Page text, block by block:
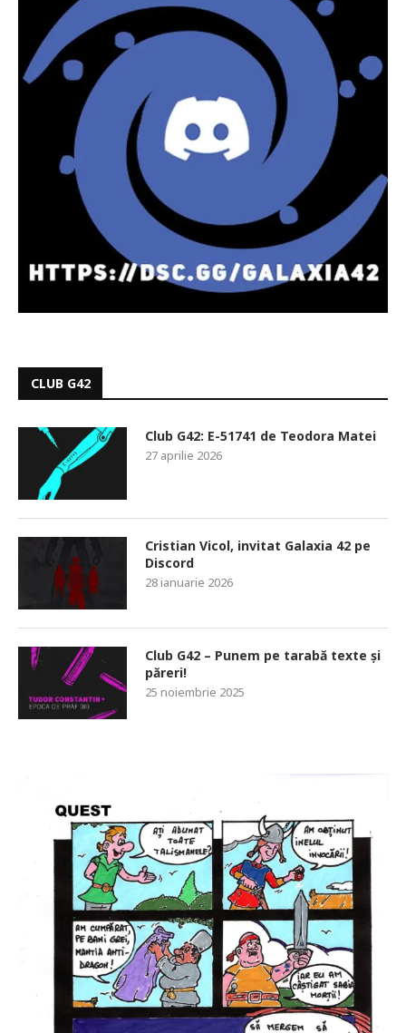
CLUB G42
Club G42: E-51741 de Teodora Matei
27 aprilie 2026
Cristian Vicol, invitat Galaxia 42 pe
Discord
28 ianuarie 2026
Club G42 – Punem pe tarabă texte și
păreri!
25 noiembrie 2025